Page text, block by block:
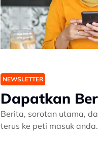
NEWSLETTER
Dapatkan
Berita, sorotan utama,
terus ke peti masuk anda.